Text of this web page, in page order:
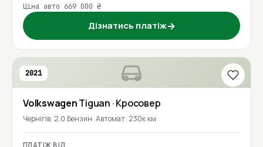
Ціна авто 669 000 ₴
Дізнатись платіж→
2021
VolkswagenTiguan · Кросовер
Чернігів 2.0 Бензин Автомат 230к км
ПЛАТІЖ ВІД